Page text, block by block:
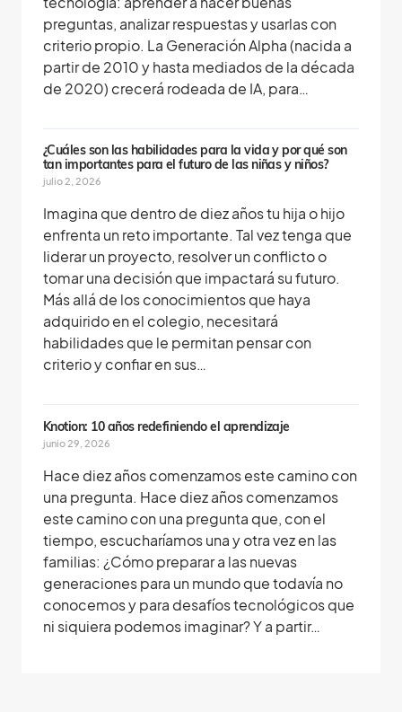
preguntas, analizar respuestas y usarlas con
criterio propio. La Generación Alpha (nacida a
partir de 2010 y hasta mediados de la década
de 2020) crecerá rodeada de IA, para…
¿Cuáles son las habilidades para la vida y por qué son
tan importantes para el futuro de las niñas y niños?
julio 2, 2026
Imagina que dentro de diez años tu hija o hijo
enfrenta un reto importante. Tal vez tenga que
liderar un proyecto, resolver un conflicto o
tomar una decisión que impactará su futuro.
Más allá de los conocimientos que haya
adquirido en el colegio, necesitará
habilidades que le permitan pensar con
criterio y confiar en sus…
Knotion: 10 años redefiniendo el aprendizaje
junio 29, 2026
Hace diez años comenzamos este camino con
una pregunta. Hace diez años comenzamos
este camino con una pregunta que, con el
tiempo, escucharíamos una y otra vez en las
familias: ¿Cómo preparar a las nuevas
generaciones para un mundo que todavía no
conocemos y para desafíos tecnológicos que
ni siquiera podemos imaginar? Y a partir…